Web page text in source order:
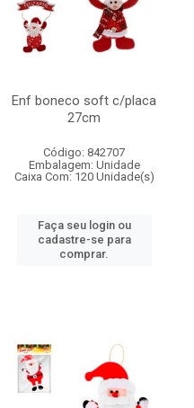
Enf boneco soft c/placa
27cm
Código: 842707
Embalagem: Unidade
Caixa Com: 120 Unidade(s)
Faça seu login ou
cadastre-se para
comprar.